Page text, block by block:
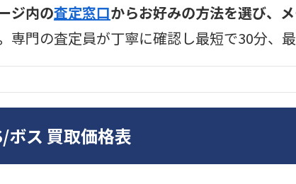
ジ内の査定窓口からお好みの方法を選び、
専門の査定員が丁寧に確認し最短で30分、
ボス 買取価格表